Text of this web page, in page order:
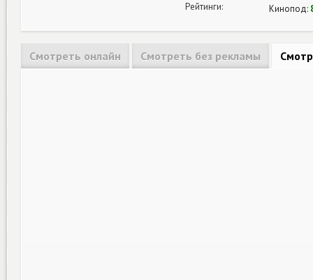
Рейтинги: Кинопод:
Смотреть онлайн Смотреть без рекламы